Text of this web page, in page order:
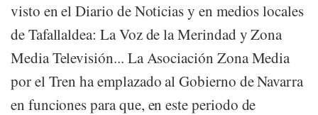
visto en el Diario de Noticias y en medios locales
de Tafallaldea: La Voz de la Merindad y Zona
Media Televisión... La Asociación Zona Media
por el Tren ha emplazado al Gobierno de Navarra
en funciones para que, en este periodo de